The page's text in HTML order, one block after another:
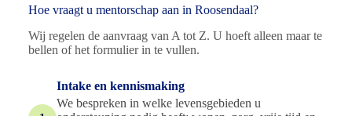
Hoe vraagt u mentorschap aan in Roosendaal?
Wij regelen de aanvraag van A tot Z. U hoeft alleen maar te
bellen of het formulier in te vullen.
Intake en kennismaking
We bespreken in welke levensgebieden u